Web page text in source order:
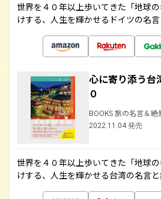
世界を４０年以上歩いてきた「地球
けする、人生を輝かせるドイツの名
心に寄り添う台
０
BOOKS 旅の名言＆絶
2022.11.04 発売
世界を４０年以上歩いてきた「地球
けする、人生を輝かせる台湾の名言